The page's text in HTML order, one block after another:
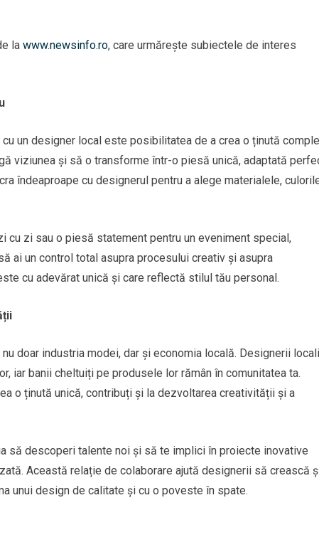
la www.newsinfo.ro, care urmărește subiectele de interes
un designer local este posibilitatea de a crea o ținută
viziunea și să o transforme într-o piesă unică, adaptată
îndeaproape cu designerul pentru a alege materialele,
cu zi sau o piesă statement pentru un eveniment special,
ai un control total asupra procesului creativ și asupra
cu adevărat unică și care reflectă stilul tău personal.
doar industria modei, dar și economia locală. Designerii locali
iar banii cheltuiți pe produsele lor rămân în comunitatea ta.
o ținută unică, contribuți și la dezvoltarea creativității și a
să descoperi talente noi și să te implici în proiecte inovative
Această relație de colaborare ajută designerii să crească
unui design de calitate și cu o poveste în spate.